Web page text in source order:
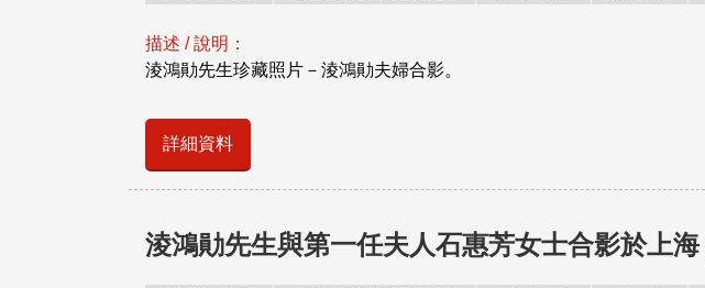
描述 / 說明：
淩鴻勛先生珍藏照片－淩鴻勛夫婦合影。
詳細資料
淩鴻勛先生與第一任夫人石惠芳女士合影於上海